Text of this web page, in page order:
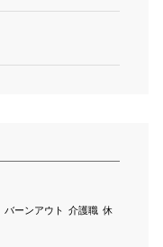
バーンアウト 介護職 休